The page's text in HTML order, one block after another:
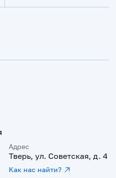
Адрес
Тверь, ул. Советская, д. 4
Как нас найти?